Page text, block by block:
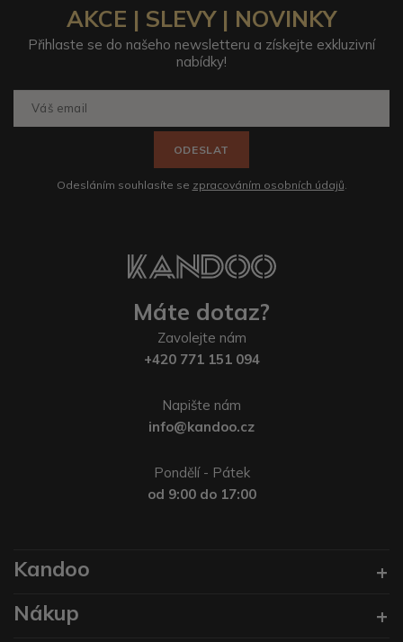
AKCE | SLEVY | NOVINKY
Přihlaste se do našeho newsletteru a získejte exkluzivní
nabídky!
ODESLAT
Odesláním souhlasíte se zpracováním osobních údajů
Máte dotaz?
Zavolejte nám
+420 771 151 094
Napište nám
info@kandoo.cz
Pondělí - Pátek
od 9:00 do 17:00
Kandoo
Nákup